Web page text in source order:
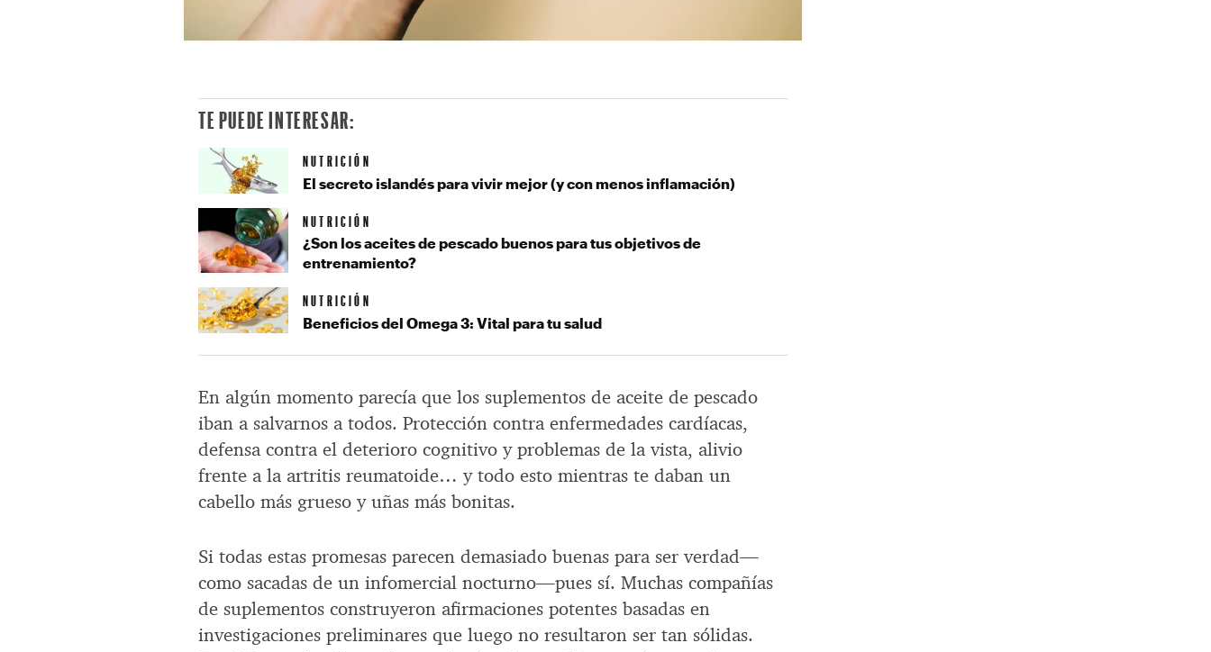
En algún momento parecía que los suplementos de aceite de pescado
iban a salvarnos a todos. Protección contra enfermedades cardíacas,
defensa contra el deterioro cognitivo y problemas de la vista, alivio
frente a la artritis reumatoide… y todo esto mientras te daban un
cabello más grueso y uñas más bonitas.
Si todas estas promesas parecen demasiado buenas para ser verdad—
como sacadas de un infomercial nocturno—pues sí. Muchas compañías
de suplementos construyeron afirmaciones potentes basadas en
investigaciones preliminares que luego no resultaron ser tan sólidas.
TE PUEDE INTERESAR:
NUTRICIÓN
El secreto islandés para vivir mejor (y con menos inflamación)
NUTRICIÓN
¿Son los aceites de pescado buenos para tus objetivos de
entrenamiento?
NUTRICIÓN
Beneficios del Omega 3: Vital para tu salud